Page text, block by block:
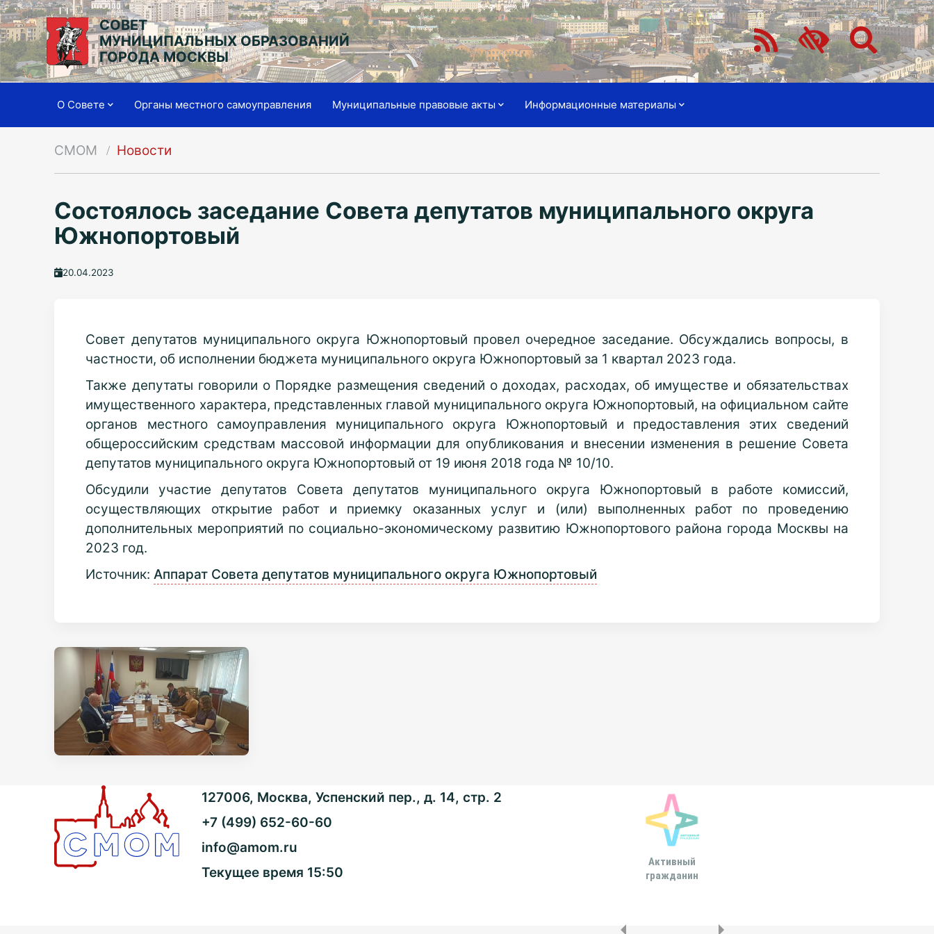
СОВЕТ
МУНИЦИПАЛЬНЫХ ОБРАЗОВАНИЙ
ГОРОДА МОСКВЫ
О Совете Органы местного самоуправления Муниципальные правовые акты Информационные материалы
СМОМ Новости
Состоялось заседание Совета депутатов муниципального округа
Южнопортовый
20.04.2023
Совет депутатов муниципального округа Южнопортовый провел очередное заседание. Обсуждались вопросы, в
частности, об исполнении бюджета муниципального округа Южнопортовый за 1 квартал 2023 года.
Также депутаты говорили о Порядке размещения сведений о доходах, расходах, об имуществе и обязательствах
имущественного характера, представленных главой муниципального округа Южнопортовый, на официальном сайте
органов местного самоуправления муниципального округа Южнопортовый и предоставления этих сведений
общероссийским средствам массовой информации для опубликования и внесении изменения в решение Совета
депутатов муниципального округа Южнопортовый от 19 июня 2018 года № 10/10.
Обсудили участие депутатов Совета депутатов муниципального округа Южнопортовый в работе комиссий,
осуществляющих открытие работ и приемку оказанных услуг и (или) выполненных работ по проведению
дополнительных мероприятий по социально-экономическому развитию Южнопортового района города Москвы на
2023 год.
Источник:Аппарат Совета депутатов муниципального округа Южнопортовый
127006, Москва, Успенский пер., д. 14, стр. 2
+7 (499) 652-60-60
info@amom.ru
Текущее время 15:50
Активный
гражданин